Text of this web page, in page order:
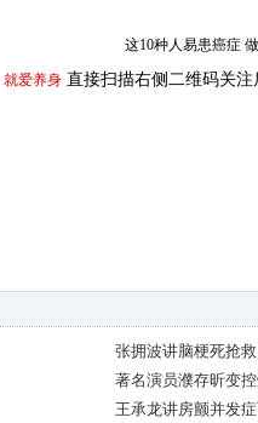
这10种人易患癌症
就爱养身 直接扫描右侧二维码关注
张拥波讲脑梗死抢救
著名演员濮存昕变
王承龙讲房颤并发